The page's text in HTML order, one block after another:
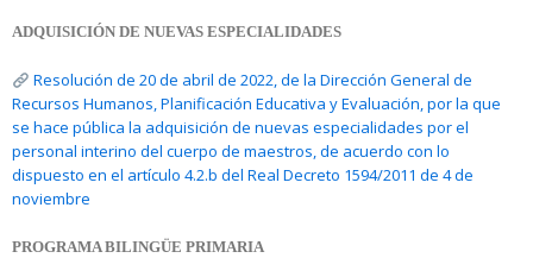
ADQUISICIÓN DE NUEVAS ESPECIALIDADES
Resolución de 20 de abril de 2022, de la Dirección General de
Recursos Humanos, Planificación Educativa y Evaluación, por la que
se hace pública la adquisición de nuevas especialidades por el
personal interino del cuerpo de maestros, de acuerdo con lo
dispuesto en el artículo 4.2.b del Real Decreto 1594/2011 de 4 de
noviembre
PROGRAMA BILINGÜE PRIMARIA